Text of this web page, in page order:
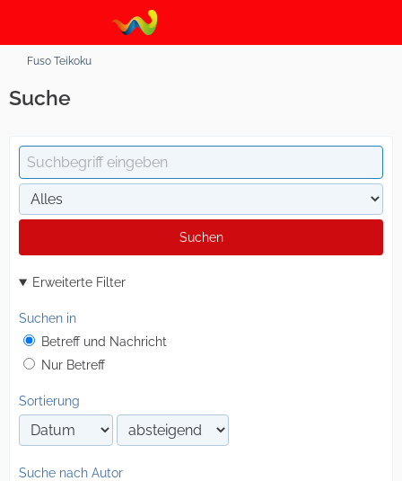
Fuso Teikoku
Suche
Suchen
Erweiterte Filter
Suchen in
Betreff und Nachricht
Nur Betreff
Sortierung
Suche nach Autor